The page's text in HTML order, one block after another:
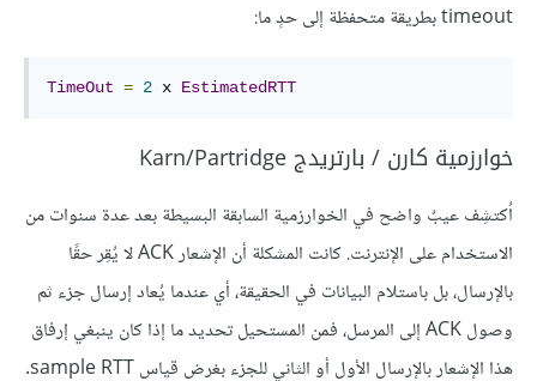
timeout بطريقة متحفظة إلى حدٍ ما:
TimeOut = 2 x EstimatedRTT
خوارزمية كارن / بارتريدج Karn/Partridge
اُكتشِف عيبٌ واضح في الخوارزمية السابقة البسيطة بعد عدة سنوات من
الاستخدام على الإنترنت. كانت المشكلة أن الإشعار ACK لا يُقِر حقًا
بالإرسال، بل باستلام البيانات في الحقيقة، أي عندما يُعاد إرسال جزء ثم
وصول ACK إلى المرسل، فمن المستحيل تحديد ما إذا كان ينبغي إرفاق
هذا الإشعار بالإرسال الأول أو الثاني للجزء بغرض قياس sample RTT.